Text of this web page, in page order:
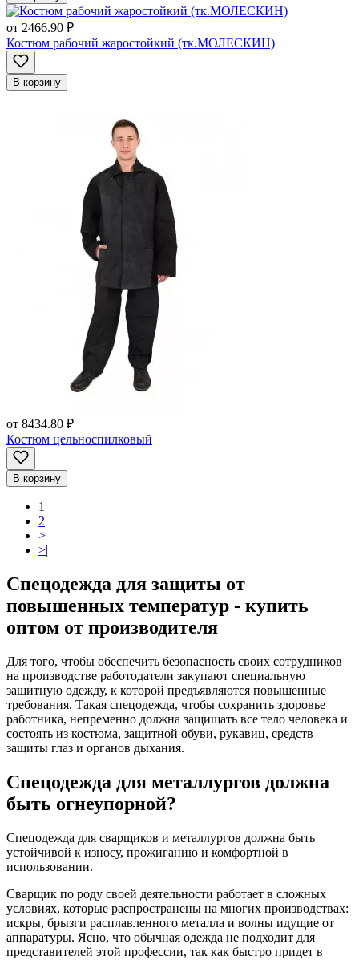
от 2466.90 ₽
Костюм рабочий жаростойкий (тк.МОЛЕСКИН)
В корзину
от 8434.80 ₽
Костюм цельноспилковый
В корзину
1
2
>
>|
Спецодежда для защиты от
повышенных температур - купить
оптом от производителя
Для того, чтобы обеспечить безопасность своих сотрудников
на производстве работодатели закупают специальную
защитную одежду, к которой предъявляются повышенные
требования. Такая спецодежда, чтобы сохранить здоровье
работника, непременно должна защищать все тело человека и
состоять из костюма, защитной обуви, рукавиц, средств
защиты глаз и органов дыхания.
Спецодежда для металлургов должна
быть огнеупорной?
Спецодежда для сварщиков и металлургов должна быть
устойчивой к износу, прожиганию и комфортной в
использовании.
Сварщик по роду своей деятельности работает в сложных
условиях, которые распространены на многих производствах:
искры, брызги расплавленного металла и волны идущие от
аппаратуры. Ясно, что обычная одежда не подходит для
представителей этой профессии, так как быстро придет в